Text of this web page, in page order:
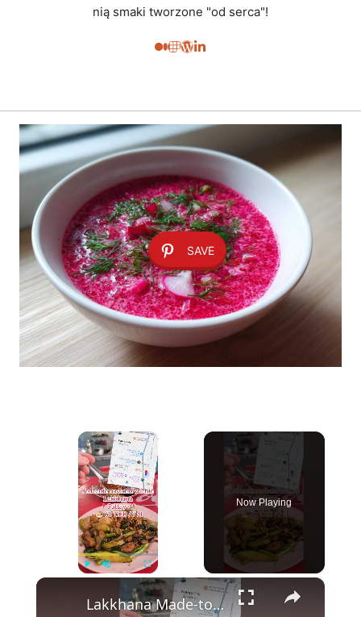
nią smaki tworzone "od serca"!
SAVE
×
Fullscreen
Now Playing
×
Lakkhana Made-to-Order Food 🇹🇭🍜 Ukryta perełka w Pattayi – tylko 7 zł